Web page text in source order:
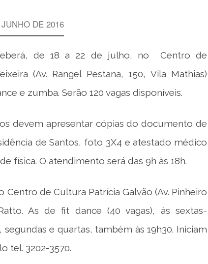
DE 2016
de 18 a 22 de julho, no Centro de
(Av. Rangel Pestana, 150, Vila Mathias)
e zumba. Serão 120 vagas disponíveis.
devem apresentar cópias do documento de
de Santos, foto 3X4 e atestado médico
física. O atendimento será das 9h às 18h.
Centro de Cultura Patrícia Galvão (Av. Pinheiro
As de fit dance (40 vagas), às sextas-
segundas e quartas, também às 19h30. Iniciam
tel. 3202-3570.